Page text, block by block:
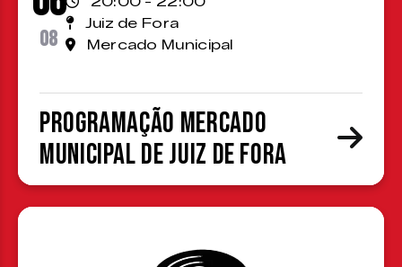
08
Juiz de Fora
Mercado Municipal
Programação Mercado
Municipal de Juiz de Fora